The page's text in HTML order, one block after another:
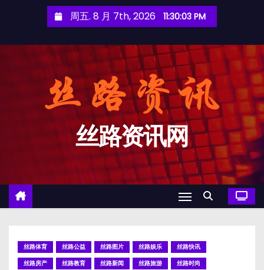
周五. 8 月 7th, 2026 11:30:04 PM
丝路资讯网
丝路体育 丝路公益 丝路图片 丝路娱乐
丝路快讯
丝路房产
丝路教育 丝路新闻 丝路旅游
丝路时尚